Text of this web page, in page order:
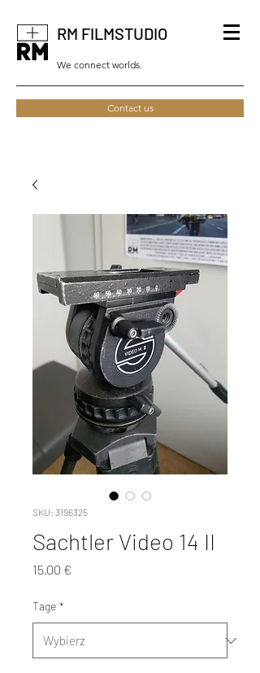
RM FILMSTUDIO
We connect worlds.
Contact us
SKU: 3196325
Sachtler Video 14 II
15,00 €
Tage *